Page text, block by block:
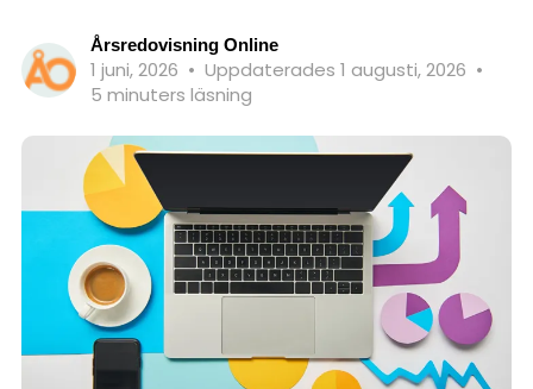
Årsredovisning Online
1 juni, 2026 • Uppdaterades 1 augusti, 2026 •
5 minuters läsning